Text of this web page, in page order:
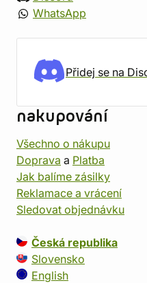
WhatsApp
Přidej se na
nakupování
Všechno o nákupu
Doprava a Platba
Jak balíme zásilky
Reklamace a vrácení
Sledovat objednávku
Česká republika
Slovensko
English